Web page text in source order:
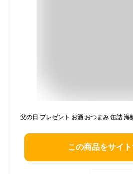
この商品をサイ